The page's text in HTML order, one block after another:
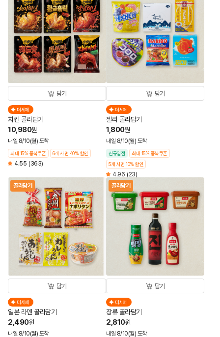
담기
더세페
치킨 골라담기
10,980원
내일 8/10(월) 도착
최대 15% 중복쿠폰 6개 사면 40% 할인
4.55 (363)
담기
더세페
젤리 골라담기
1,800원
내일 8/10(월) 도착
신규입점
최대 15% 중복쿠폰
5개 사면 10% 할인
4.96 (23)
골라담기
담기
더세페
일본 라멘 골라담기
2,490원
내일 8/10(월) 도착
골라담기
담기
더세페
장류 골라담기
2,810원
내일 8/10(월) 도착